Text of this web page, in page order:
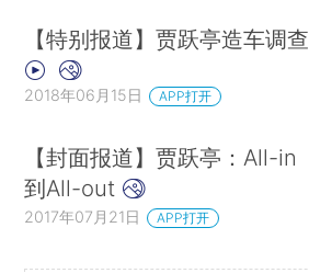
【特别报道】贾跃亭造车调查
2018年06月15日 APP打开
【封面报道】贾跃亭：All-in
到All-out
2017年07月21日 APP打开